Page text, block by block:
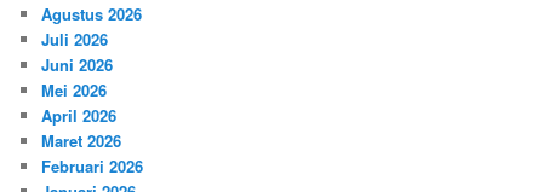
Agustus 2026
Juli 2026
Juni 2026
Mei 2026
April 2026
Maret 2026
Februari 2026